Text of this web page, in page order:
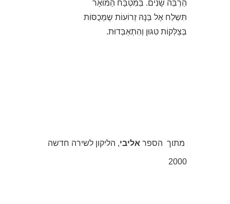
הַרְבֵּה שָנִים. בַּמִּטְבָּח הַמּוּאָר
תִּשְלַח אֶל בְּנָהּ זְרוֹעוֹת שֶמְּכֻסּוֹת
בְּצַלְּקוֹת טִגּוּן וְהִתְאַבְּדוּת.
מתוך הספר אליבי, הליקון לשירה חדשה
2000